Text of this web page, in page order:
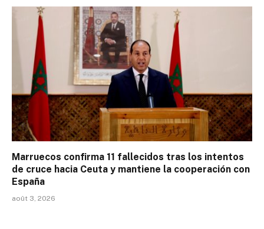
Marruecos confirma 11 fallecidos tras los intentos
de cruce hacia Ceuta y mantiene la cooperación con
España
août 3, 2026